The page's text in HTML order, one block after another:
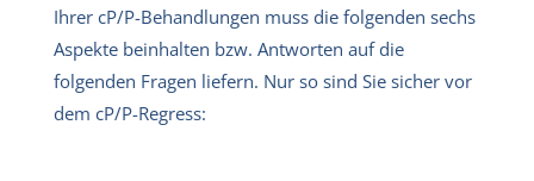
Ihrer cP/P-Behandlungen muss die folgenden sechs
Aspekte beinhalten bzw. Antworten auf die
folgenden Fragen liefern. Nur so sind Sie sicher vor
dem cP/P-Regress: